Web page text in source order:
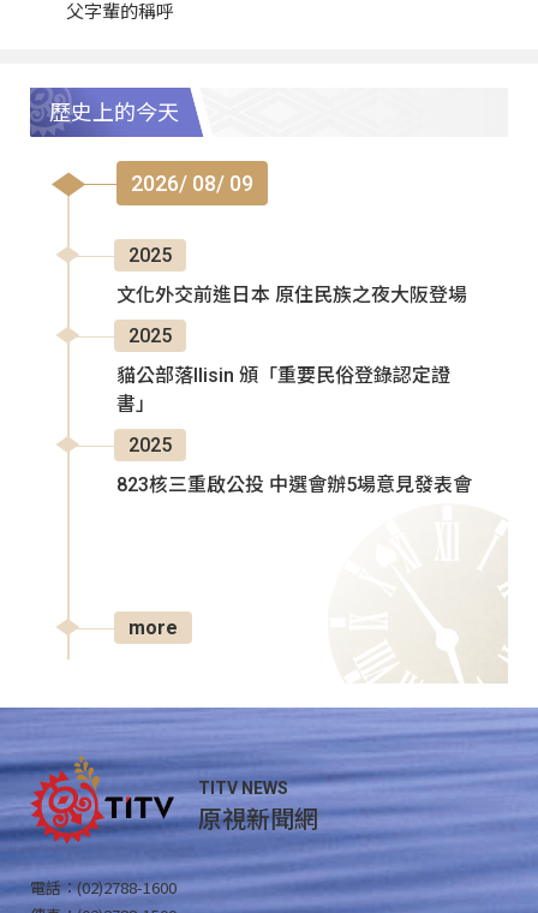
父字輩的稱呼
歷史上的今天
2026/ 08/ 09
2025
文化外交前進日本 原住民族之夜大阪登場
2025
貓公部落Ilisin 頒「重要民俗登錄認定證
書」
2025
823核三重啟公投 中選會辦5場意見發表會
more
TITV NEWS
原視新聞網
電話：(02)2788-1600